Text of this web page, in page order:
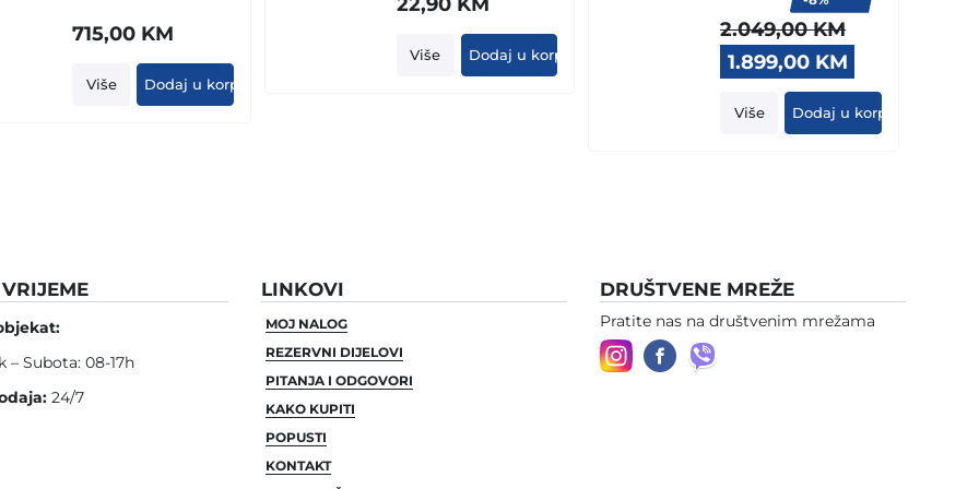
715,00 KM
Više Dodaj u korpu
Više Dodaj u korpu
2.049,00KM
Original
price
was:
2.049,00 KM.
1.899,00 KM
price
is:
1.899,00 KM.
Više Dodaj u korpu
– Subota: 08-17h
24/7
LINKOVI
MOJ NALOG
REZERVNI DIJELOVI
PITANJA I ODGOVORI
KAKO KUPITI
POPUSTI
KONTAKT
DRUŠTVENE MREŽE
Pratite nas na društvenim mrežama